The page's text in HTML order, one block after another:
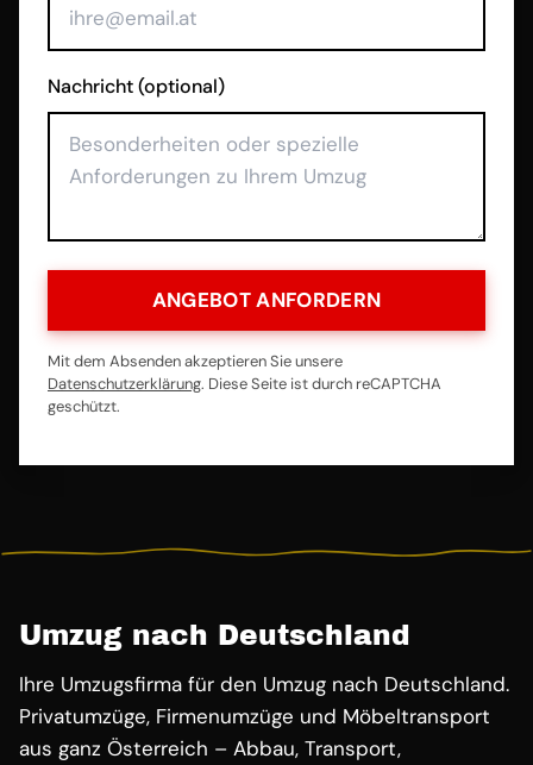
Nachricht (optional)
ANGEBOT ANFORDERN
Mit dem Absenden akzeptieren Sie unsere
Datenschutzerklärung. Diese Seite ist durch reCAPTCHA
geschützt.
Umzug nach Deutschland
Ihre Umzugsfirma für den Umzug nach Deutschland.
Privatumzüge, Firmenumzüge und Möbeltransport
aus ganz Österreich – Abbau, Transport,